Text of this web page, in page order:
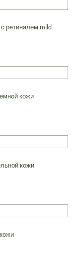
ретиналем mild
кожи
кожи